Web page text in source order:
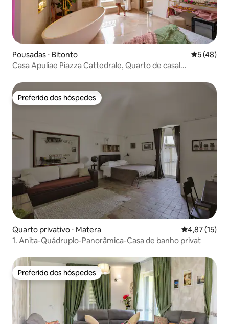
Pousadas ⋅ Bitonto 5 de uma
5 (48)
Casa Apuliae Piazza Cattedrale, Quarto de casal...
Preferido dos hóspedes
Preferido dos hóspedes
Quarto privativo ⋅ Matera 4,87 de uma
4,87 (15)
1. Anita-Quádruplo-Panorâmica-Casa de banho privat
Preferido dos hóspedes
Preferido dos hóspedes